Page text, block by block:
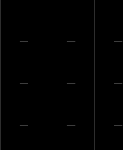
─ ─ ─
─ ─ ─
─ ─ ─